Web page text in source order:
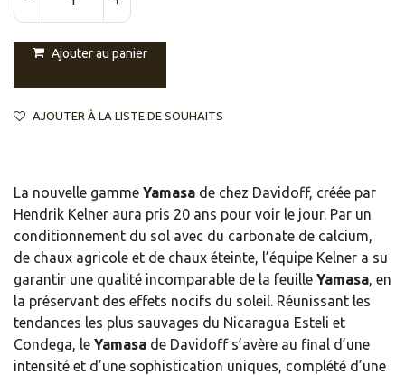
Ajouter au panier
AJOUTER À LA LISTE DE SOUHAITS
La nouvelle gamme Yamasa de chez Davidoff, créée par
Hendrik Kelner aura pris 20 ans pour voir le jour. Par un
conditionnement du sol avec du carbonate de calcium,
de chaux agricole et de chaux éteinte, l’équipe Kelner a su
garantir une qualité incomparable de la feuille Yamasa, en
la préservant des effets nocifs du soleil. Réunissant les
tendances les plus sauvages du Nicaragua Esteli et
Condega, le Yamasa de Davidoff s’avère au final d’une
intensité et d’une sophistication uniques, complété d’une